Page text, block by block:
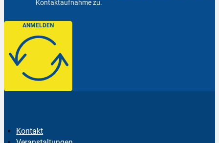
Kontaktaufnahme zu.
ANMELDEN
Kontakt